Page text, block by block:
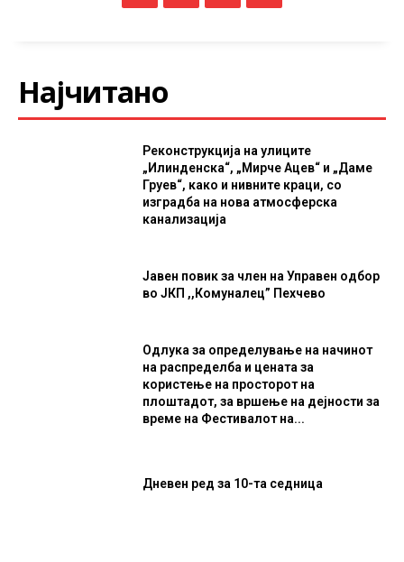
Најчитано
Реконструкција на улиците
„Илинденска“, „Мирче Ацев“ и „Даме
Груев“, како и нивните краци, со
изградба на нова атмосферска
канализација
Јавен повик за член на Управен одбор
во ЈКП ,,Комуналец” Пехчево
Одлука за определување на начинот
на распределба и цената за
користење на просторот на
плоштадот, за вршење на дејности за
време на Фестивалот на...
Дневен ред за 10-та седница